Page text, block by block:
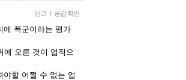
신고 | 공감 확인
에 폭군이라는 평가
에 오른 것이 업적으
할 어쩔 수 없는 업